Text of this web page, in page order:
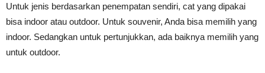
Untuk jenis berdasarkan penempatan sendiri, cat yang dipakai
bisa indoor atau outdoor. Untuk souvenir, Anda bisa memilih yang
indoor. Sedangkan untuk pertunjukkan, ada baiknya memilih yang
untuk outdoor.